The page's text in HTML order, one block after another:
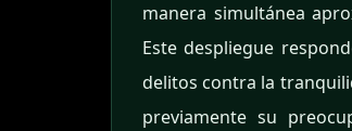
manera simultánea
Este despliegue
delitos contra la
previamente su